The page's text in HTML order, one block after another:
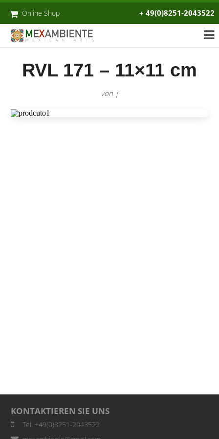
Online Shop + 49(0)8251-2043522
RVL 171 – 11×11 cm
von |
KONTAKTIEREN SIE UNS
Tel. +49(0)8251-2043522